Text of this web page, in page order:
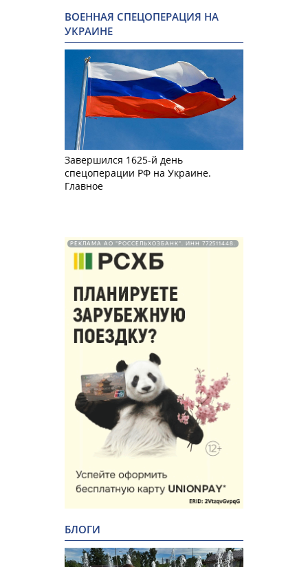
ВОЕННАЯ СПЕЦОПЕРАЦИЯ НА
УКРАИНЕ
Завершился 1625-й день
спецоперации РФ на Украине.
Главное
РЕКЛАМА АО "РОССЕЛЬХОЗБАНК". ИНН 772511448.
БЛОГИ